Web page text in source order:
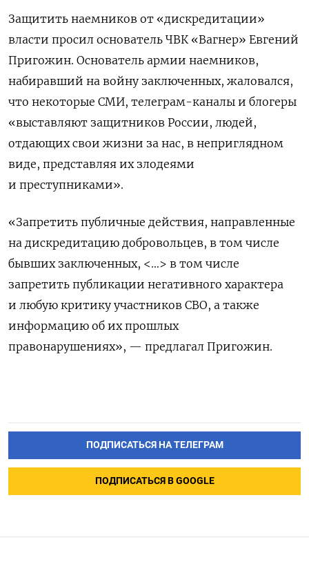
Защитить наемников от «дискредитации»
власти просил основатель ЧВК «Вагнер» Евгений
Пригожин. Основатель армии наемников,
набиравший на войну заключенных, жаловался,
что некоторые СМИ, телеграм-каналы и блогеры
«выставляют защитников России, людей,
отдающих свои жизни за нас, в неприглядном
виде, представляя их злодеями
и преступниками».
«Запретить публичные действия, направленные
на дискредитацию добровольцев, в том числе
бывших заключенных, <…> в том числе
запретить публикации негативного характера
и любую критику участников СВО, а также
информацию об их прошлых
правонарушениях», — предлагал Пригожин.
ПОДПИСАТЬСЯ НА ТЕЛЕГРАМ
ПОДПИСАТЬСЯ В GOOGLE